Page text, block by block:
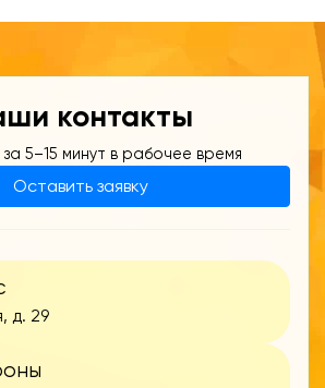
контакты
5–15 минут в рабочее время
Оставить заявку
д. 29